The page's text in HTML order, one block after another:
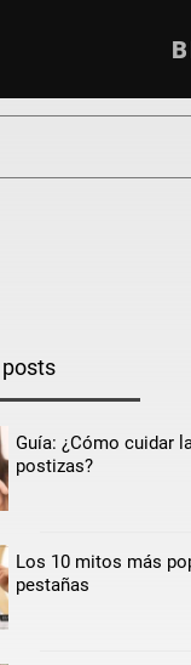
Guía: ¿Cómo cuidar
postizas?
Los 10 mitos más
pestañas